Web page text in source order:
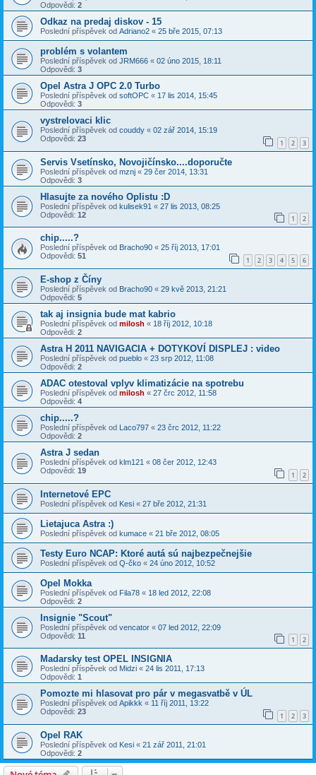
Odpovědi: 2
Odkaz na predaj diskov - 15
Poslední příspěvek od Adriano2 « 25 bře 2015, 07:13
problém s volantem
Poslední příspěvek od JRM666 « 02 úno 2015, 18:11
Odpovědi: 3
Opel Astra J OPC 2.0 Turbo
Poslední příspěvek od softOPC « 17 lis 2014, 15:45
Odpovědi: 3
vystrelovaci klic
Poslední příspěvek od couddy « 02 zář 2014, 15:19
Odpovědi: 23 1 2 3
Servis Vsetínsko, Novojičínsko....doporučte
Poslední příspěvek od mznj « 29 čer 2014, 13:31
Odpovědi: 3
Hlasujte za nového Oplistu :D
Poslední příspěvek od kulisek91 « 27 lis 2013, 08:25
Odpovědi: 12 1 2
chip.....?
Poslední příspěvek od Bracho90 « 25 říj 2013, 17:01
Odpovědi: 51 1 2 3 4 5 6
E-shop z Číny
Poslední příspěvek od Bracho90 « 29 kvě 2013, 21:21
Odpovědi: 5
tak aj insignia bude mat kabrio
Poslední příspěvek od milosh « 18 říj 2012, 10:18
Odpovědi: 2
Astra H 2011 NAVIGACIA + DOTYKOVÍ DISPLEJ : video
Poslední příspěvek od pueblo « 23 srp 2012, 11:08
Odpovědi: 2
ADAC otestoval vplyv klimatizácie na spotrebu
Poslední příspěvek od milosh « 27 črc 2012, 11:58
Odpovědi: 4
chip.....?
Poslední příspěvek od Laco797 « 23 črc 2012, 11:22
Odpovědi: 2
Astra J sedan
Poslední příspěvek od klm121 « 08 čer 2012, 12:43
Odpovědi: 19 1 2
Internetové EPC
Poslední příspěvek od Kesi « 27 bře 2012, 21:31
Lietajuca Astra :)
Poslední příspěvek od kumace « 21 bře 2012, 08:05
Testy Euro NCAP: Ktoré autá sú najbezpečnejšie
Poslední příspěvek od Q-čko « 24 úno 2012, 10:52
Opel Mokka
Poslední příspěvek od Fila78 « 18 led 2012, 22:08
Odpovědi: 2
Insignie "Scout"
Poslední příspěvek od vencator « 07 led 2012, 22:09
Odpovědi: 11 1 2
Madarsky test OPEL INSIGNIA
Poslední příspěvek od Midzi « 24 lis 2011, 17:13
Odpovědi: 1
Pomozte mi hlasovat pro pár v megasvatbě v ÚL
Poslední příspěvek od Apikkk « 11 říj 2011, 13:22
Odpovědi: 23 1 2 3
Opel RAK
Poslední příspěvek od Kesi « 21 zář 2011, 21:01
Odpovědi: 2